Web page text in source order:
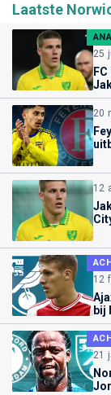
Laatste
25
20
12
12
bij
21